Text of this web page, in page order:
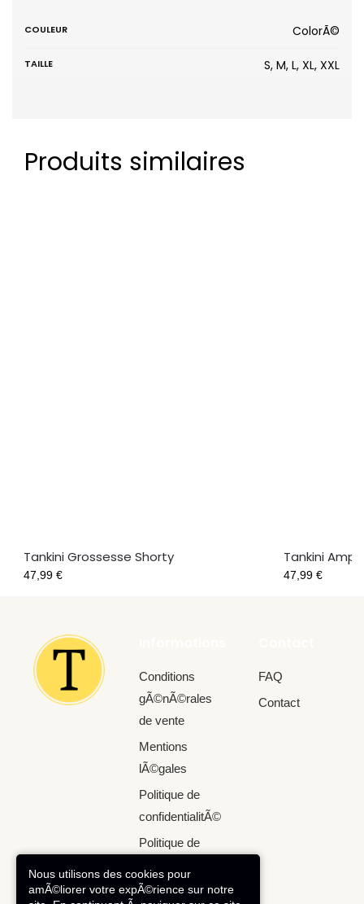
COULEUR ColorÃ©
TAILLE S, M, L, XL, XXL
Produits similaires
Tankini Grossesse Shorty
47,99 €
Tankini
47,99 €
Conditions
gÃ©nÃ©rales
de vente
Mentions
lÃ©gales
Politique de
confidentialitÃ©
Politique de
Robe de bain
FAQ
Contact
Nous utilisons des cookies pour
amÃ©liorer votre expÃ©rience sur notre